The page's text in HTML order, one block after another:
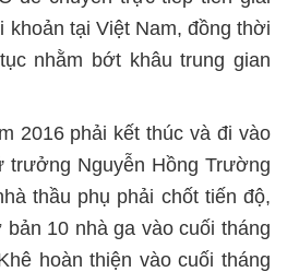
khoản tại Việt Nam, đồng thời
nhằm bớt khâu trung gian
2016 phải kết thúc và đi vào
trưởng Nguyễn Hồng Trường
thầu phụ phải chốt tiến độ,
10 nhà ga vào cuối tháng
hoàn thiện vào cuối tháng